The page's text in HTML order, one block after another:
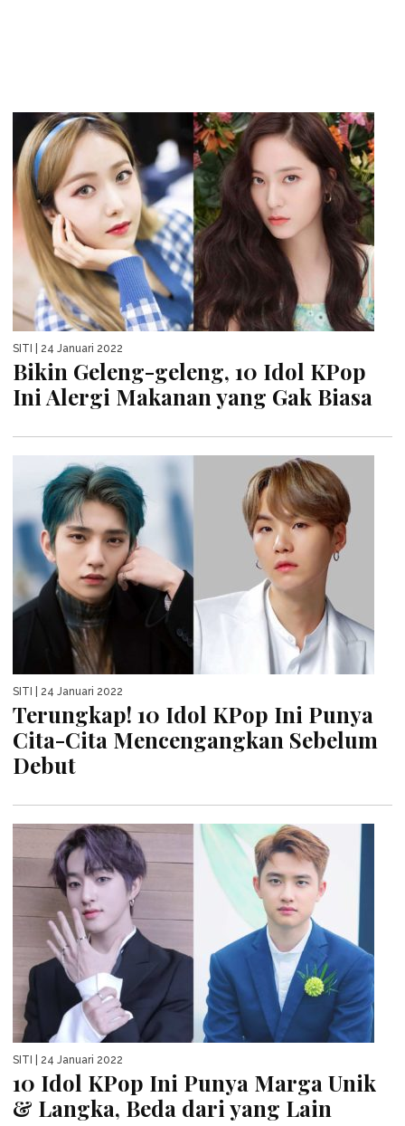
SITI | 24 Januari 2022
Bikin Geleng-geleng, 10 Idol KPop
Ini Alergi Makanan yang Gak Biasa
SITI | 24 Januari 2022
Terungkap! 10 Idol KPop Ini Punya
Cita-Cita Mencengangkan Sebelum
Debut
SITI | 24 Januari 2022
10 Idol KPop Ini Punya Marga Unik
& Langka, Beda dari yang Lain